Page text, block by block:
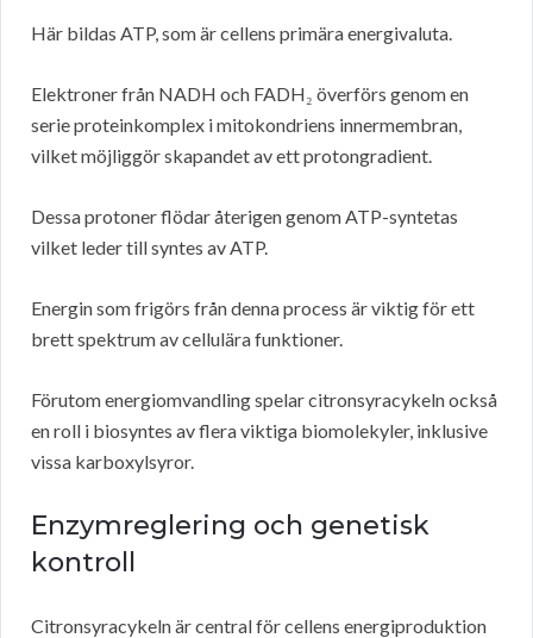
Här bildas ATP, som är cellens primära energivaluta.
Elektroner från NADH och FADH₂ överförs genom en
serie proteinkomplex i mitokondriens innermembran,
vilket möjliggör skapandet av ett protongradient.
Dessa protoner flödar återigen genom ATP-syntetas
vilket leder till syntes av ATP.
Energin som frigörs från denna process är viktig för ett
brett spektrum av cellulära funktioner.
Förutom energiomvandling spelar citronsyracykeln också
en roll i biosyntes av flera viktiga biomolekyler, inklusive
vissa karboxylsyror.
Enzymreglering och genetisk
kontroll
Citronsyracykeln är central för cellens energiproduktion